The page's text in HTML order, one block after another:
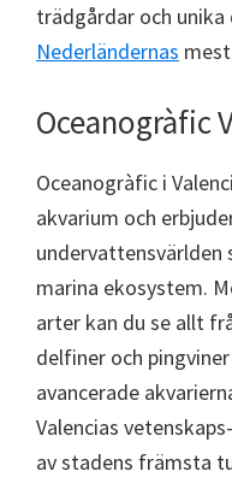
trädgårdar och unika
Nederländernas
Oceanogràfic
Oceanogràfic i
akvarium och
marina ekosystem.
arter kan du se allt
delfiner och
avancerade
Valencias
av stadens främsta